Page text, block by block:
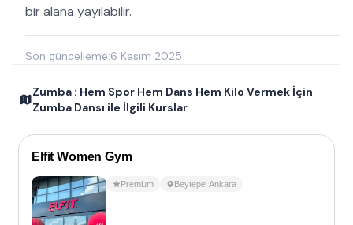
bir alana yayılabilir.
Son güncelleme:6 Kasım 2025
Zumba : Hem Spor Hem Dans Hem Kilo Vermek İçin
Zumba Dansı ile İlgili Kurslar
Elfit Women Gym
Premium Beytepe,Ankara